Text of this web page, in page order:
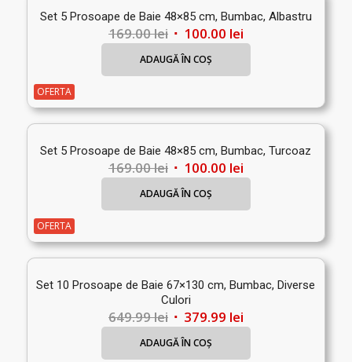
Set 5 Prosoape de Baie 48×85 cm, Bumbac, Albastru
169.00lei Prețul
inițial
169.00 lei.
100.00 leiPrețul
curent
este:
ADAUGĂ ÎN COȘ
OFERTA
Set 5 Prosoape de Baie 48×85 cm, Bumbac, Turcoaz
169.00lei Prețul
inițial
169.00 lei.
100.00 leiPrețul
curent
este:
ADAUGĂ ÎN COȘ
OFERTA
Set 10 Prosoape de Baie 67×130 cm, Bumbac, Diverse
Culori
649.99lei Prețul
inițial
379.99 leiPrețul
curent
este:
ADAUGĂ ÎN COȘ